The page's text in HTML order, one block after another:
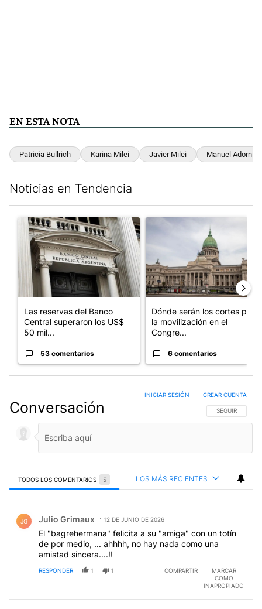
EN ESTA NOTA
Patricia Bullrich Karina Milei Javier Milei Manuel Adorni
Noticias en Tendencia
Un artículo de tendencia con el título "Las reservas del Banco
Las reservas del Banco
Central superaron los US$
50 mil...
53 comentarios
Un artículo de tendencia
Dónde serán los cortes por
la movilización en el
Congre...
6 comentarios
Conversación SIGA ESTA
SEGUIR
INICIAR SESIÓN CREAR CUENTA
TODOS LOS COMENTARIOS 5 LOS MÁS RECIENTES
JG Julio Grimaux 12 DE JUNIO DE 2026
El "bagrehermana" felicita a su "amiga" con un totín
de por medio, ... ahhhh, no hay nada como una
amistad sincera....!!
RESPONDER 1 1 COMPARTIR
MARCAR
COMO
INAPROPIADO